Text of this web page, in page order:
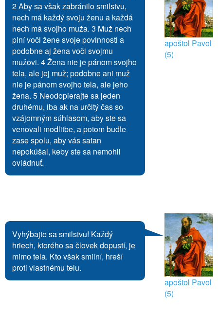
2 Aby sa však zabránilo smilstvu,
nech má každý svoju ženu a každá
nech má svojho muža. 3 Muž nech
plní voči žene svoje povinnosti a
podobne aj žena voči svojmu
mužovi. 4 Žena nie je pánom svojho
tela, ale jej muž; podobne ani muž
nie je pánom svojho tela, ale jeho
žena. 5 Neodopierajte sa jeden
druhému, iba ak na určitý čas so
vzájomným súhlasom, aby ste sa
venovali modlitbe, a potom buďte
zase spolu, aby vás satan
nepokúšal, keby ste sa nemohli
ovládnuť.
apoštol Pavol
(5)
Vyhýbajte sa smilstvu! Každý
hriech, ktorého sa človek dopustí, je
mimo tela. Kto však smilní, hreší
proti vlastnému telu.
apoštol Pavol
(5)